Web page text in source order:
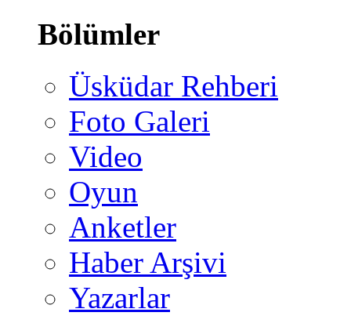
Bölümler
Üsküdar Rehberi
Foto Galeri
Video
Oyun
Anketler
Haber Arşivi
Yazarlar